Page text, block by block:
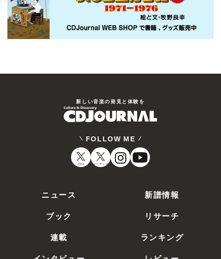
新しい⾳楽の発⾒と体験を
FOLLOW ME
CDJ オーディオ
ニュース
新譜情報
ブック
リサーチ
連載
ランキング